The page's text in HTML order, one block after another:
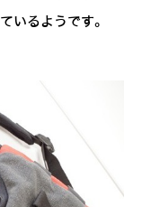
いるようです。